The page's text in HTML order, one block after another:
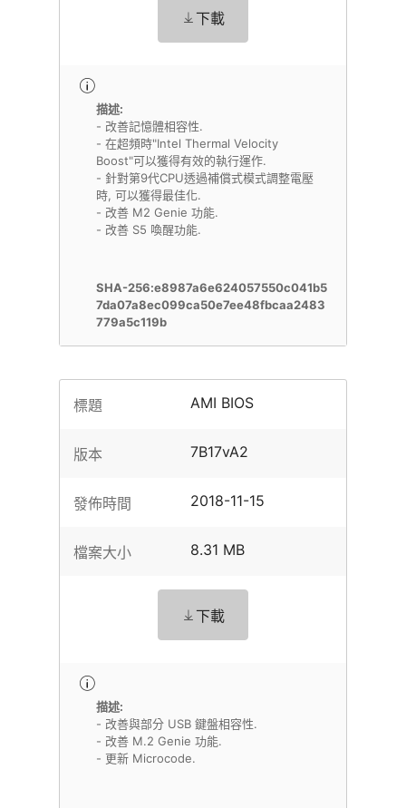
下載
描述:
- 改善記憶體相容性.
- 在超頻時"Intel Thermal Velocity
Boost"可以獲得有效的執行運作.
- 針對第9代CPU透過補償式模式調整電壓
時, 可以獲得最佳化.
- 改善 M2 Genie 功能.
- 改善 S5 喚醒功能.
SHA-256:e8987a6e624057550c041b5
7da07a8ec099ca50e7ee48fbcaa2483
779a5c119b
標題 AMI BIOS
版本 7B17vA2
發佈時間 2018-11-15
檔案大小 8.31 MB
下載
描述:
- 改善與部分 USB 鍵盤相容性.
- 改善 M.2 Genie 功能.
- 更新 Microcode.